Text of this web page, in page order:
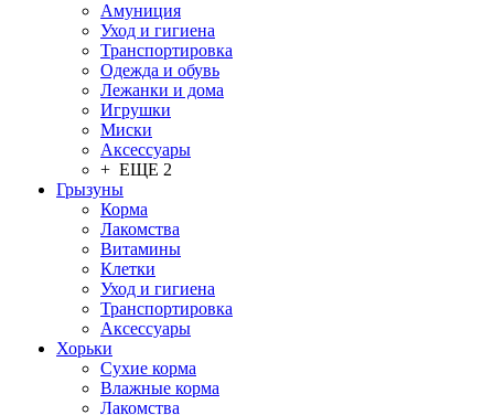
Амуниция
Уход и гигиена
Транспортировка
Одежда и обувь
Лежанки и дома
Игрушки
Миски
Аксессуары
+ ЕЩЕ 2
Грызуны
Корма
Лакомства
Витамины
Клетки
Уход и гигиена
Транспортировка
Аксессуары
Хорьки
Сухие корма
Влажные корма
Лакомства